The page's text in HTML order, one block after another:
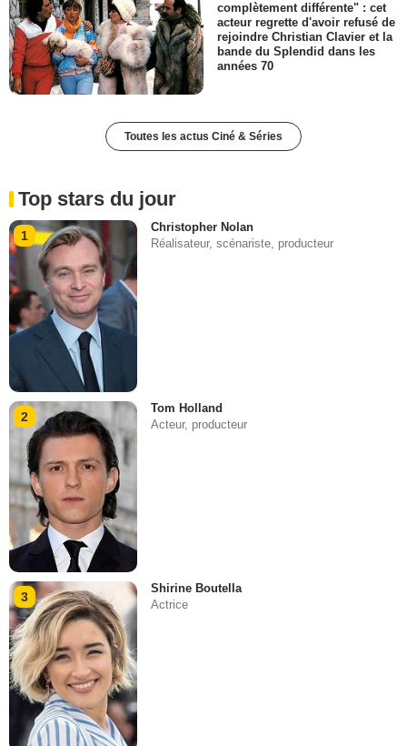
complètement différente" : cet
acteur regrette d'avoir refusé de
rejoindre Christian Clavier et la
bande du Splendid dans les
années 70
Toutes les actus Ciné & Séries
Top stars du jour
1
Christopher Nolan
Réalisateur, scénariste, producteur
2
Tom Holland
Acteur, producteur
3
Shirine Boutella
Actrice